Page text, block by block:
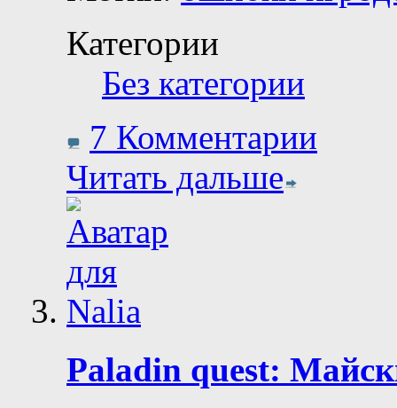
Категории
Без категории
7 Комментарии
Читать дальше
Paladin quest: